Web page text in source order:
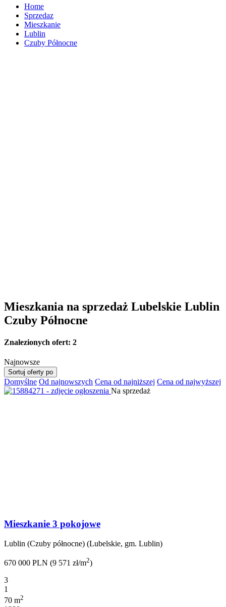
Home
Sprzedaz
Mieszkanie
Lublin
Czuby Północne
Mieszkania na sprzedaż Lubelskie Lublin
Czuby Północne
Znalezionych ofert: 2
Najnowsze
Sortuj oferty po
Domyślne Od najnowszych Cena od najniższej Cena od najwyższej
Na sprzedaż
Mieszkanie 3 pokojowe
Lublin (Czuby północne) (Lubelskie, gm. Lublin)
670 000 PLN (9 571 zł/m2)
3
1
70 m2